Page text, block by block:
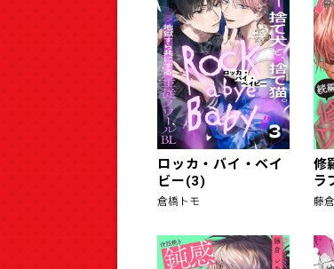
ロッカ・バイ・ベイ
ビー(3)
倉橋トモ
修
ラ
藤